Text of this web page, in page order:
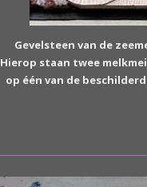
Gevelsteen van de
Hierop staan twee
op één van de